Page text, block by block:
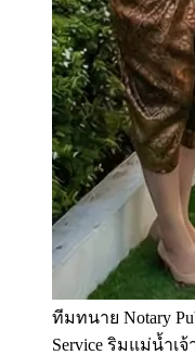
ทีมทนาย Notary
Service ริมแม่น้ำเ